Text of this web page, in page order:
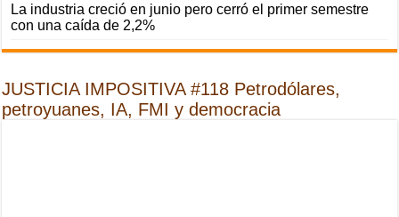
La industria creció en junio pero cerró el primer semestre
con una caída de 2,2%
JUSTICIA IMPOSITIVA #118 Petrodólares,
petroyuanes, IA, FMI y democracia